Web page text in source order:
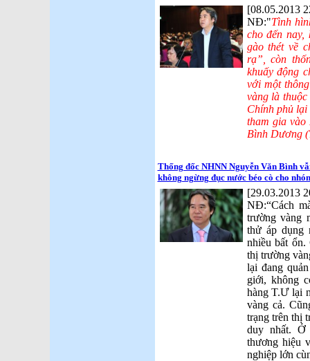
[08.05.2013
NĐ:"Tình
cho đến
gào thét về
rạ”, còn
khuấy động
với một
vàng là
Chính phủ lại
tham gia vào
Bình Dương
Thống đốc NHNN Nguyễn Văn Bình
không ngừng đục nước béo cò cho
[29.03.2013
NĐ:“Cách
trường vàng
thử áp dụng
nhiều bất
thị trường
lại đang
giới, không
hàng T.Ư lại
vàng cả.
trạng trên thị
duy nhất.
thương hiệu
nghiệp lớn